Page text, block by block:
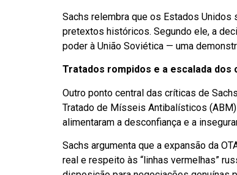
Sachs relembra que os Estados
pretextos históricos. Segundo ele, a
poder à União Soviética — uma
Tratados rompidos e a escalada dos
Outro ponto central das críticas de
Tratado de Mísseis Antibalísticos
alimentaram a desconfiança e a
Sachs argumenta que a expansão da
real e respeito às “linhas vermelhas”